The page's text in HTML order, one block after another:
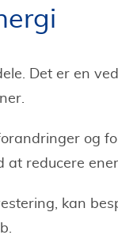
Det er en
og
at reducere
kan